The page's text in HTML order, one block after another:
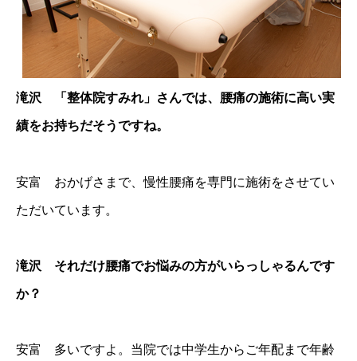
滝沢 「整体院すみれ」さんでは、腰痛の施術に高い実
績をお持ちだそうですね。
安富 おかげさまで、慢性腰痛を専門に施術をさせてい
ただいています。
滝沢 それだけ腰痛でお悩みの方がいらっしゃるんです
か？
安富 多いですよ。当院では中学生からご年配まで年齢